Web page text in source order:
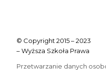
© Copyright 2015 – 2023
– Wyższa Szkoła Prawa
Przetwarzanie danych